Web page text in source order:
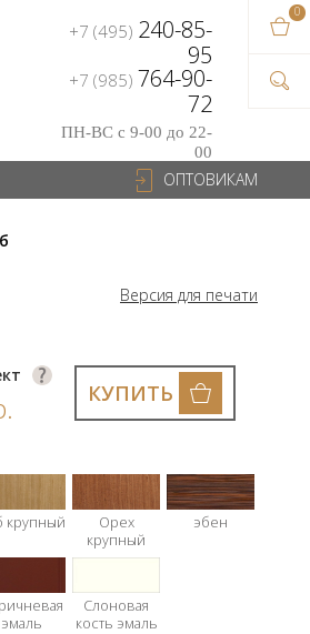
+7 (495) 240-85-
95
+7 (985) 764-90-
72
ПН-ВС с 9-00 до 22-
00
ОПТОВИКАМ
Версия для печати
КУПИТЬ
крупный
Орех
крупный
эбен
эмаль
Слоновая
кость эмаль
0
В
на